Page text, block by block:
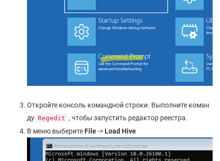
Откройте консоль командной строки. Выполните коман
ду Regedit , чтобы запустить редактор реестра.
В меню выберите File-> Load Hive